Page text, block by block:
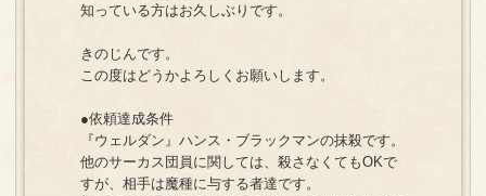
知っている方はお久しぶりです。
きのじんです。
この度はどうかよろしくお願いします。
●依頼達成条件
『ウェルダン』ハンス・ブラックマンの抹殺です。
他のサーカス団員に関しては、殺さなくてもOKで
すが、相手は魔種に与する者達です。